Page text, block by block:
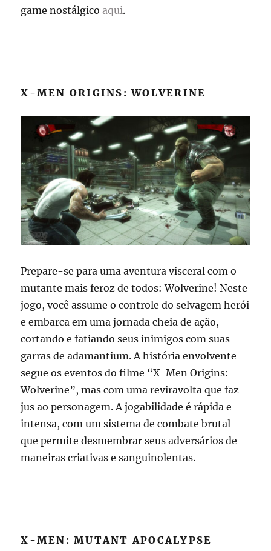
game nostálgicoaqui.
X-MEN ORIGINS: WOLVERINE
Prepare-se para uma aventura visceral com o
mutante mais feroz de todos: Wolverine! Neste
jogo, você assume o controle do selvagem herói
e embarca em uma jornada cheia de ação,
cortando e fatiando seus inimigos com suas
garras de adamantium. A história envolvente
segue os eventos do filme “X-Men Origins:
Wolverine”, mas com uma reviravolta que faz
jus ao personagem. A jogabilidade é rápida e
intensa, com um sistema de combate brutal
que permite desmembrar seus adversários de
maneiras criativas e sanguinolentas.
X-MEN: MUTANT APOCALYPSE